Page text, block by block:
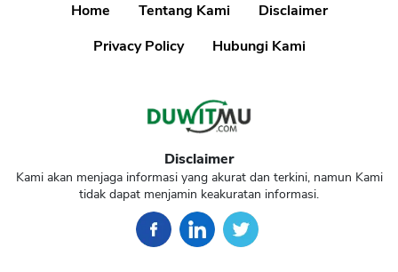
Home Tentang Kami
Disclaimer
Privacy Policy
Hubungi Kami
Disclaimer
Kami akan menjaga informasi yang akurat dan terkini, namun Kami
tidak dapat menjamin keakuratan informasi.